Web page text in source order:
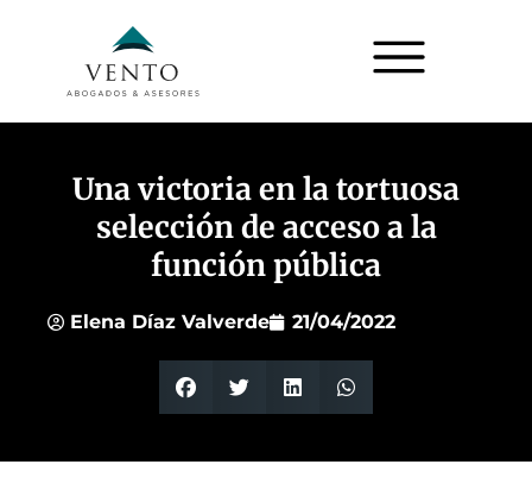
Una victoria en la tortuosa
selección de acceso a la
función pública
Elena Díaz Valverde 21/04/2022